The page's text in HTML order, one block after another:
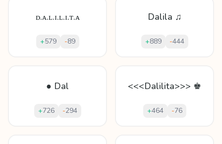
ᴅ.ᴀ.ʟ.ɪ.ʟ.ɪ.ᴛ.ᴀ
+579 -89
Dalila ♫
+889 -444
● Dal
+726 -294
<<<Dalilita>>> ♚
+464 -76